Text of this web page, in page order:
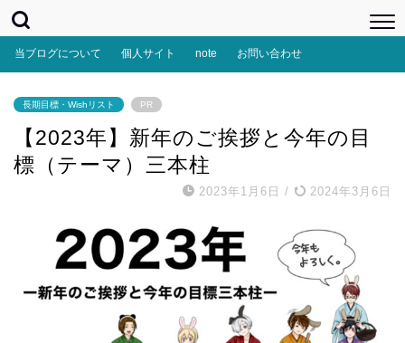
当ブログについて 個人サイト note お問い合わせ
長期目標・Wishリスト PR
【2023年】新年のご挨拶と今年の目
標（テーマ）三本柱
2023年1月6日 / 2024年3月6日